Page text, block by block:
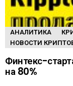
АНАЛИТИКА
НОВОСТИ
Финтекс-
на 80%